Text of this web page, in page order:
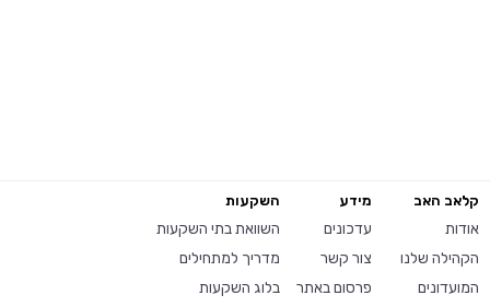
קלאב האב
אודות
הקהילה שלנו
המועדונים
מידע
עדכונים
צור קשר
פרסום באתר
השקעות
השוואת בתי השקעות
מדריך למתחילים
בלוג השקעות